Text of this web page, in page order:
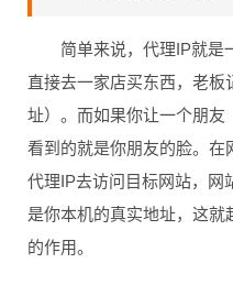
简单来说，代理IP就是
直接去一家店买东西，老
址）。而如果你让一个朋友
看到的就是你朋友的脸。在
代理IP去访问目标网站，网
是你本机的真实地址，这就
的作用。